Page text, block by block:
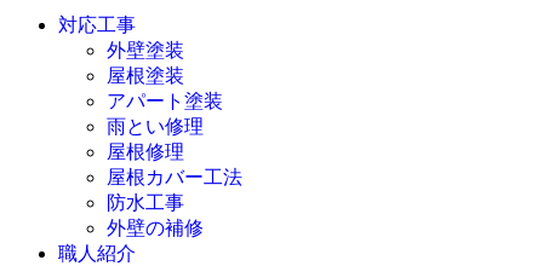
対応工事
外壁塗装
屋根塗装
アパート塗装
雨とい修理
屋根修理
屋根カバー工法
防水工事
外壁の補修
職人紹介